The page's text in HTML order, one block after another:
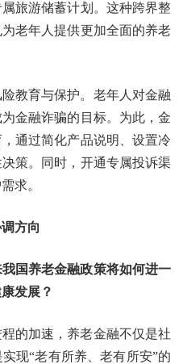
旅游储蓄计划。这种跨界整
老年人提供更加全面的养老
教育与保护。老年人对金融
金融诈骗的目标。为此，金
通过简化产品说明、设置冷
策。同时，开通专属投诉渠
求。
方向
我国养老金融政策将如何进一
发展？
的加速，养老金融不仅是社
现“老有所养、老有所安”的